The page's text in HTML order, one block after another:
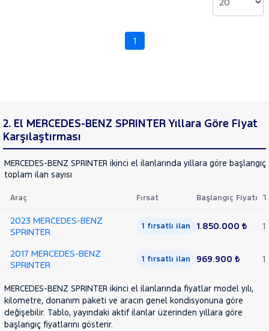
Iveco
Jaecoo
JEEP
LANCIA
MAN
MERCEDES-
SERISI
C
SERISI
E
SERISI
Yakıt
Türü
Vites
Tipi
Araç
Tipi
Türü
Garanti
Kampanya
ve
Boya
1
2. El MERCEDES-BENZ SPRINTER Yıllara Göre Fiyat
Karşılaştırması
MERCEDES-BENZ SPRINTER ikinci el ilanlarında yıllara göre
toplam ilan sayısı
Araç Fırsat Başlangıç Fiyatı
2023 MERCEDES-BENZ
SPRINTER
1 fırsatlı ilan 1.850.000 ₺ 1
2017 MERCEDES-BENZ
SPRINTER
1 fırsatlı ilan 969.900 ₺ 1
MERCEDES-BENZ SPRINTER ikinci el ilanlarında fiyatlar model yılı,
kilometre, donanım paketi ve aracın genel kondisyonuna göre
değişebilir. Tablo, yayındaki aktif ilanlar üzerinden yıllara göre
başlangıç fiyatlarını gösterir.